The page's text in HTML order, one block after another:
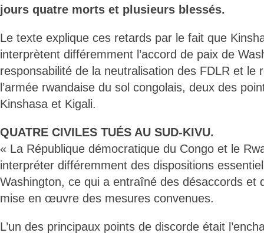
jours quatre morts et plusieurs blessés.
Le texte explique ces retards par le fait que
interprètent différemment l’accord de paix de
responsabilité de la neutralisation des FDLR et le
l’armée rwandaise du sol congolais, deux des
Kinshasa et Kigali.
QUATRE CIVILES TUÉS AU SUD-KIVU.
« La République démocratique du Congo et le
interpréter différemment des dispositions
Washington, ce qui a entraîné des désaccords et
mise en œuvre des mesures convenues.
L’un des principaux points de discorde était